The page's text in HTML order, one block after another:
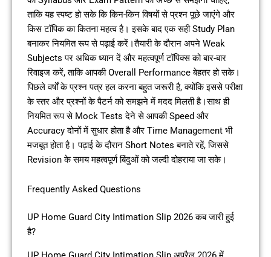
ताकि यह स्पष्ट हो सके कि किन-किन विषयों से प्रश्न पूछे जाएंगे और
किस टॉपिक का कितना महत्व है। इसके बाद एक सही Study Plan
बनाकर नियमित रूप से पढ़ाई करें।तैयारी के दौरान अपने Weak
Subjects पर अधिक ध्यान दें और महत्वपूर्ण टॉपिक्स को बार-बार
रिवाइज करें, ताकि आपकी Overall Performance बेहतर हो सके।
पिछले वर्षों के प्रश्न पत्र हल करना बहुत जरूरी है, क्योंकि इससे परीक्षा
के स्तर और प्रश्नों के पैटर्न को समझने में मदद मिलती है।साथ ही
नियमित रूप से Mock Tests देने से आपकी Speed और
Accuracy दोनों में सुधार होता है और Time Management भी
मजबूत होता है। पढ़ाई के दौरान Short Notes बनाते रहें, जिससे
Revision के समय महत्वपूर्ण बिंदुओं को जल्दी दोहराया जा सके।
Frequently Asked Questions
UP Home Guard City Intimation Slip 2026 कब जारी हुई
है?